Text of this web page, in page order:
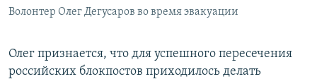
Волонтер Олег Дегусаров во время эвакуации
Олег признается, что для успешного пересечения
российских блокпостов приходилось делать